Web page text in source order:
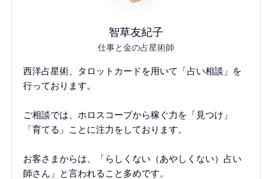
智草友紀子
仕事と金の占星術師
西洋占星術、タロットカードを用いて「占い相談」を
行っております。
ご相談では、ホロスコープから稼ぐ力を「見つけ」
「育てる」ことに注力をしております。
お客さまからは、「らしくない（あやしくない）占い
師さん」と言われること多めです。